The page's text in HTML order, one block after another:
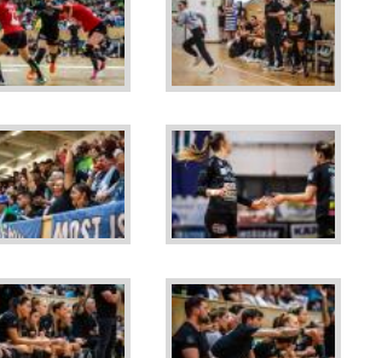
Webmark Europe